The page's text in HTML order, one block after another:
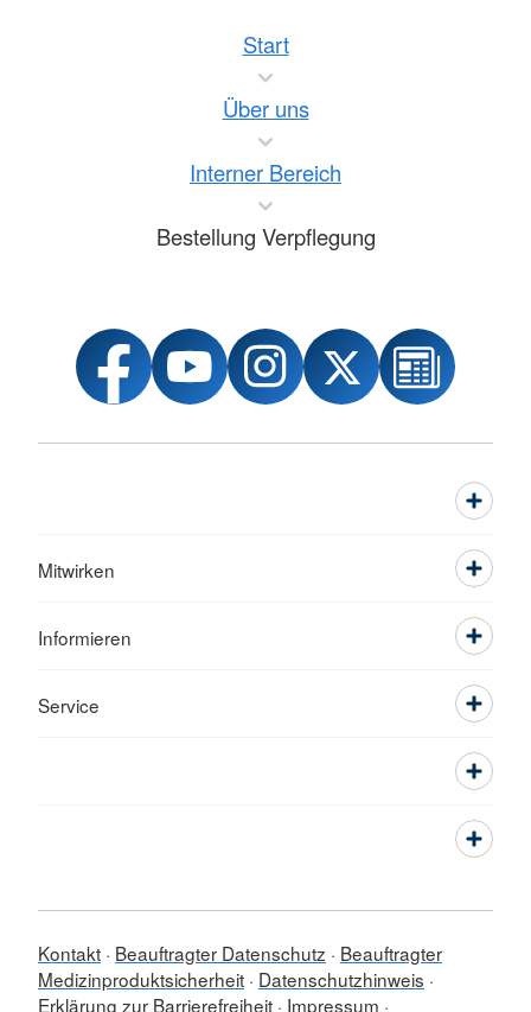
Start
Über uns
Interner Bereich
Bestellung Verpflegung
Mitwirken
Informieren
Service
Kontakt Beauftragter Datenschutz
Beauftragter
Medizinproduktsicherheit Datenschutzhinweis
Erklärung zur Barrierefreiheit Impressum